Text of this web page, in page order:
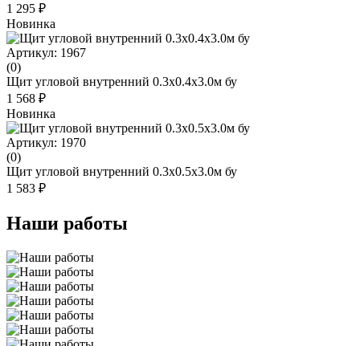
1 295 ₽
Новинка
Артикул: 1967
(0)
Щит угловой внутренний 0.3x0.4x3.0м бу
1 568 ₽
Новинка
Артикул: 1970
(0)
Щит угловой внутренний 0.3x0.5x3.0м бу
1 583 ₽
Наши работы